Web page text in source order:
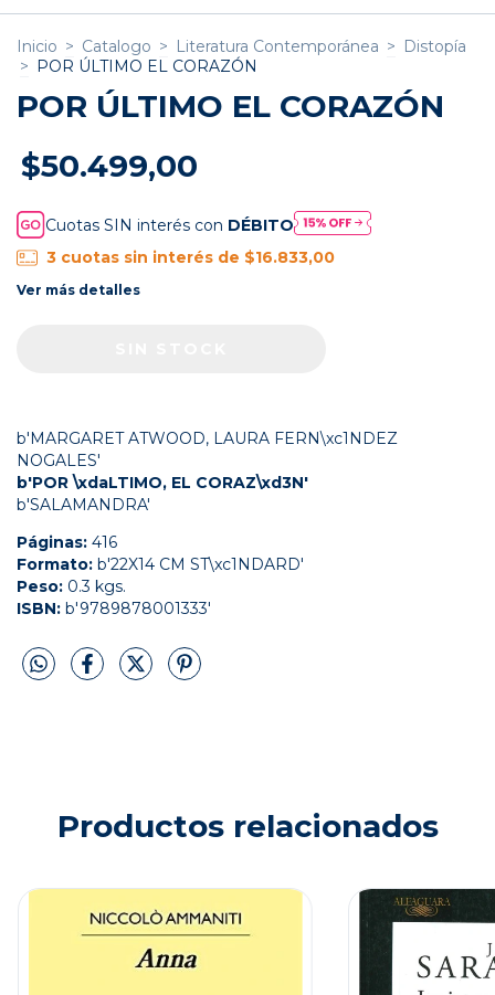
Inicio > Catalogo > Literatura Contemporánea > Distopía
> POR ÚLTIMO EL CORAZÓN
POR ÚLTIMO EL CORAZÓN
$50.499,00
Cuotas SIN interés con DÉBITO
3 cuotas sin interés de $16.833,00
Ver más detalles
b'MARGARET ATWOOD, LAURA FERN\xc1NDEZ
NOGALES'
b'POR \xdaLTIMO, EL CORAZ\xd3N'
b'SALAMANDRA'
Páginas: 416
Formato: b'22X14 CM ST\xc1NDARD'
Peso: 0.3 kgs.
ISBN: b'9789878001333'
Productos relacionados